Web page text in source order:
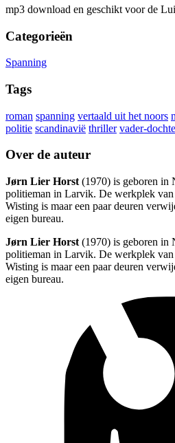
mp3 download en geschikt voor de
Categorieën
Spanning
Tags
roman spanning vertaald uit het noors
politie scandinavië thriller vader-
Over de auteur
Jørn Lier Horst (1970) is geboren in
politieman in Larvik. De werkplek
Wisting is maar een paar deuren
eigen bureau.
Jørn Lier Horst (1970) is geboren in
politieman in Larvik. De werkplek
Wisting is maar een paar deuren
eigen bureau.